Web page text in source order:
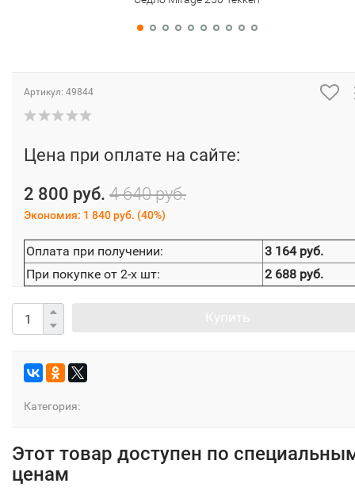
Артикул: 49844
Цена при оплате на сайте:
2 800 руб. 4 640 руб.
Экономия: 1 840 руб. (40%)
Оплата при получении:
3 164 руб.
При покупке от 2-х шт:
2 688 руб.
Категория:
Этот товар доступен по
ценам